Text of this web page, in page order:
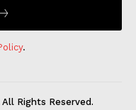
.
Rights Reserved.